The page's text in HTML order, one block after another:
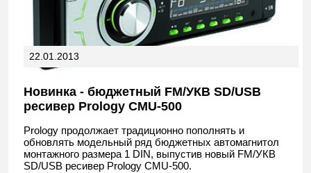
22.01.2013
Новинка - бюджетный FM/УКВ SD/USB
ресивер Prology CMU-500
Prology продолжает традиционно пополнять и
обновлять модельный ряд бюджетных автомагнитол
монтажного размера 1 DIN, выпустив новый FM/УКВ
SD/USB ресивер Prology CMU-500.